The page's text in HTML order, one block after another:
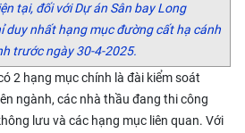
tại, đối với Dự án Sân bay Long
duy nhất hạng mục đường cất hạ cánh
trước ngày 30-4-2025.
2 hạng mục chính là đài kiểm soát
ngành, các nhà thầu đang thi công
lưu và các hạng mục liên quan. Với